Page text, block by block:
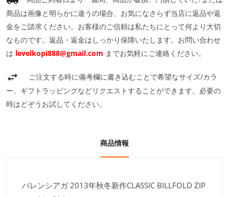
商品は画像と明らかに違うの場合、お気になさらず当店に返品や返
金をご請求ください。お客様のご信頼は私たちにとって何より大切
なものです。返品・返金はしっかり保障いたします。お問い合わせ
は levelkopi888@gmail.com までお気軽にご連絡ください。
ご注文する時に備考欄に書き込むことで希望なサイズ/カラ
ー、ギフトラッピングなどリクエストすることができます。必要の
時はどぞうお試してください。
商品情報
バレンシアガ 2013年秋冬新作CLASSIC BILLFOLD ZIP